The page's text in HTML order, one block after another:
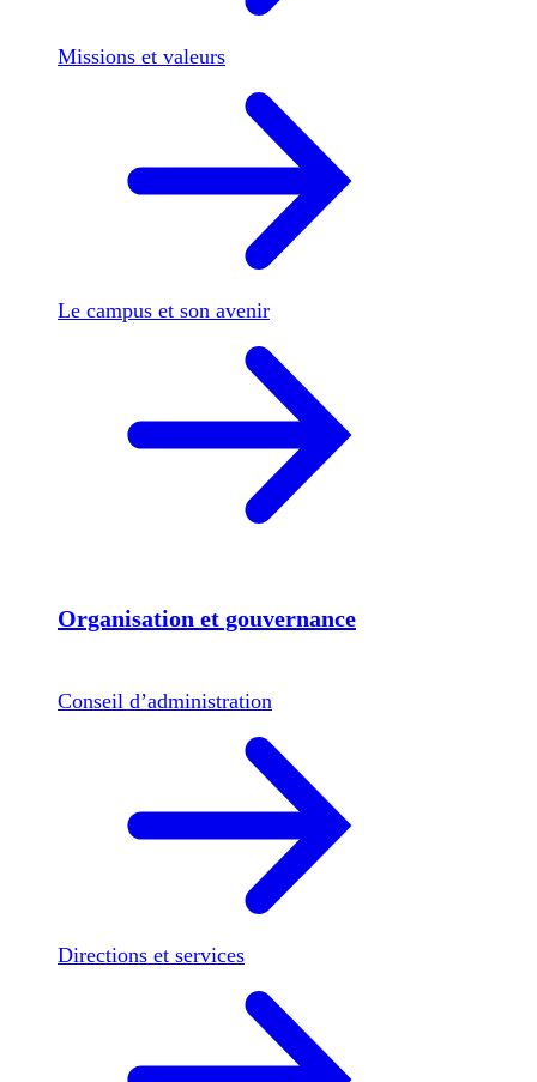
Missions et valeurs
Le campus et son avenir
Organisation et gouvernance
Conseil d’administration
Directions et services